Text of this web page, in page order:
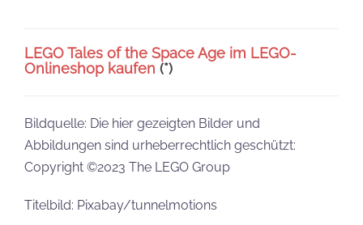
LEGO Tales of the Space Age im LEGO-
Onlineshop kaufen (*)
Bildquelle: Die hier gezeigten Bilder und
Abbildungen sind urheberrechtlich geschützt:
Copyright ©2023 The LEGO Group
Titelbild: Pixabay/tunnelmotions